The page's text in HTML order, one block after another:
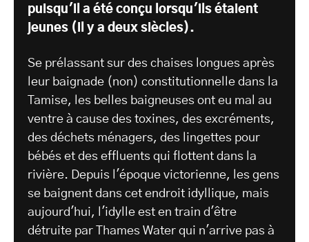
puisqu'il a été conçu lorsqu'ils étaient
jeunes (il y a deux siècles).
Se prélassant sur des chaises longues après
leur baignade (non) constitutionnelle dans la
Tamise, les belles baigneuses ont eu mal au
ventre à cause des toxines, des excréments,
des déchets ménagers, des lingettes pour
bébés et des effluents qui flottent dans la
rivière. Depuis l'époque victorienne, les gens
se baignent dans cet endroit idyllique, mais
aujourd'hui, l'idylle est en train d'être
détruite par Thames Water qui n'arrive pas à